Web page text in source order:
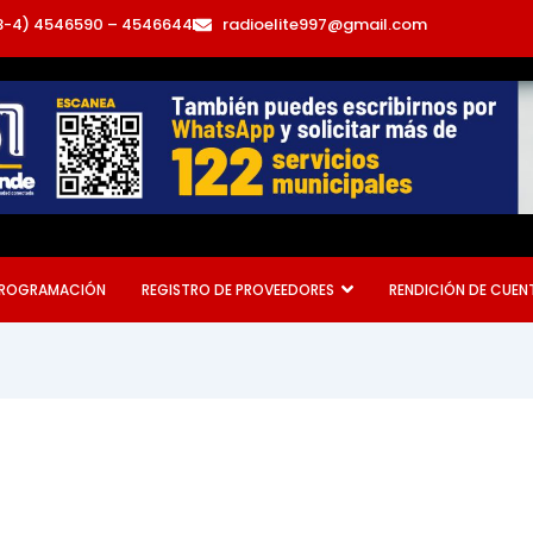
4) 4546590 – 4546644 radioelite997@gmail.com
REGISTRO DE PROVEEDORES RENDICIÓN DE